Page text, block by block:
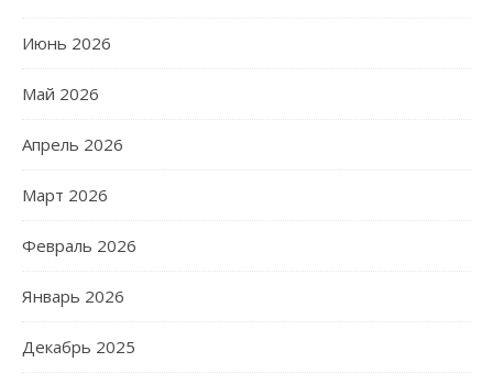
Июнь 2026
Май 2026
Апрель 2026
Март 2026
Февраль 2026
Январь 2026
Декабрь 2025